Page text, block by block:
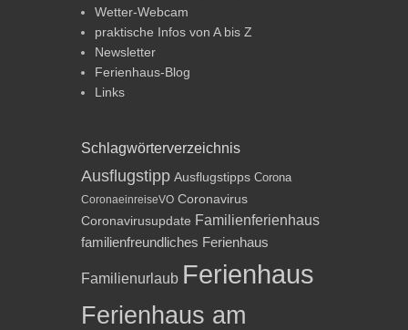
Wetter-Webcam
praktische Infos von A bis Z
Newsletter
Ferienhaus-Blog
Links
Schlagwörterverzeichnis
Ausflugstipp Ausflugstipps Corona
CoronaeinreiseVO Coronavirus
Coronavirusupdate Familienferienhaus
familienfreundliches Ferienhaus
Familienurlaub Ferienhaus
Ferienhaus am